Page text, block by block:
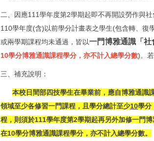
二、因應111學年度第2學期起即不再開設勞作與
110學年度(含)以前學分計畫表之學生(包含轉、復
或兩學期課程均未通過，皆以一門博雅通識「
10學分博雅通識課程學分，亦不計入總學分數)。
三、補充說明：
本校日間部四技學生在畢業前，應自博雅通識
領域至少各修習一門課程，且學分總計至少10學分
程，則須於111學年度第2學期起再另外加修一門
在10學分博雅通識課程學分，亦不計入總學分數。